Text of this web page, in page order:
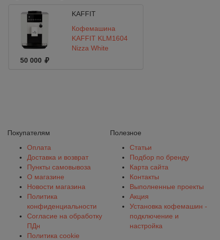
KAFFIT
Кофемашина
KAFFIT KLM1604
Nizza White
50 000
Покупателям
Оплата
Доставка и возврат
Пункты самовывоза
О магазине
Новости магазина
Политика
конфиденциальности
Согласие на обработку
ПДн
Политика cookie
Полезное
Статьи
Подбор по бренду
Карта сайта
Контакты
Выполненные проекты
Акция
Установка кофемашин -
подключение и
настройка